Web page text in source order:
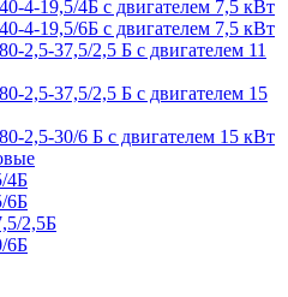
4-19,5/4Б с двигателем 7,5 кВт
4-19,5/6Б с двигателем 7,5 кВт
2,5-37,5/2,5 Б с двигателем 11
2,5-37,5/2,5 Б с двигателем 15
2,5-30/6 Б с двигателем 15 кВт
4Б
6Б
2,5Б
6Б